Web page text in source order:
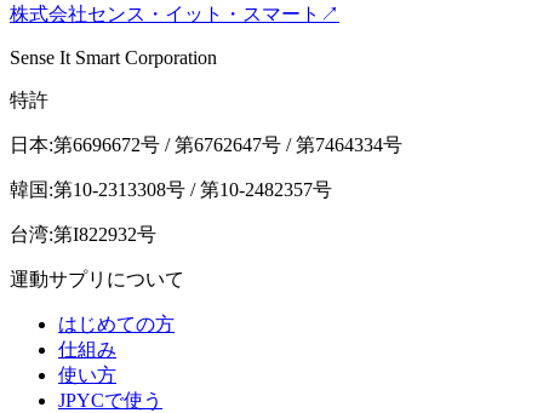
株式会社センス・イット・スマート ↗
Sense It Smart Corporation
特許
日本:第6696672号 / 第6762647号 / 第7464334号
韓国:第10-2313308号 / 第10-2482357号
台湾:第I822932号
運動サプリについて
はじめての方
仕組み
使い方
JPYCで使う